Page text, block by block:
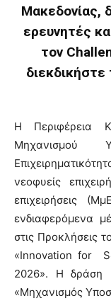
Μακεδονίας,
ερευνητές
τον
Η Περιφέρεια
Μηχανισμού
νεοφυείς
επιχειρήσεις
ενδιαφερόμενα
στις Προκλήσεις
«Innovation for
2026». Η δράση
«Μηχανισμός